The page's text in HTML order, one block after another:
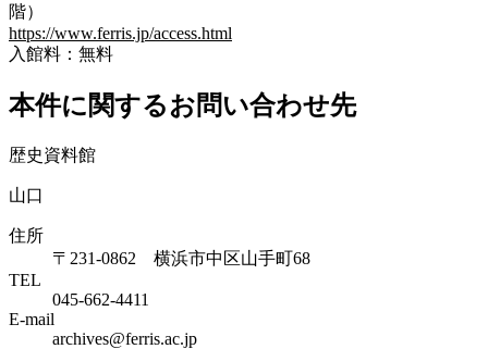
階）
https://www.ferris.jp/access.html
入館料：無料
本件に関するお問い合わせ先
歴史資料館
山口
住所
〒231-0862 横浜市中区山手町68
TEL
045-662-4411
E-mail
archives@ferris.ac.jp